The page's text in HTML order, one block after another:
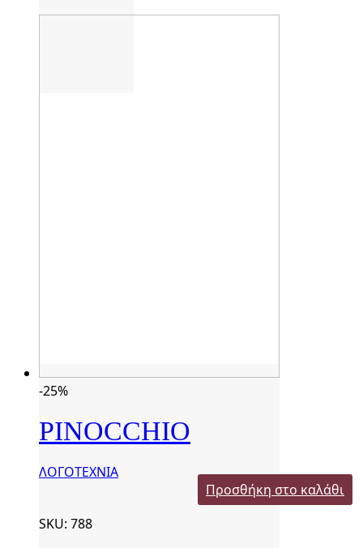
-25%
PINOCCHIO
ΛΟΓΟΤΕΧΝΙΑ
Προσθήκη στο καλάθι
SKU: 788